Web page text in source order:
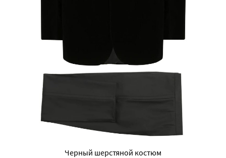
Черный шерстяной костюм